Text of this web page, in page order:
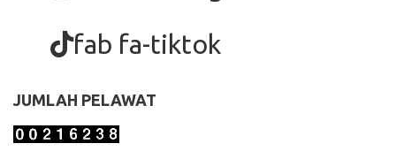
fab fa-tiktok
JUMLAH PELAWAT